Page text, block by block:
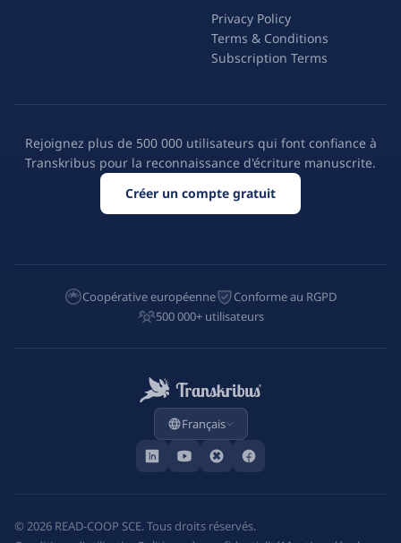
Privacy Policy
Terms & Conditions
Subscription Terms
Rejoignez plus de 500 000 utilisateurs qui font confiance à
Transkribus pour la reconnaissance d'écriture manuscrite.
Créer un compte gratuit
Coopérative européenne
Conforme au RGPD
500 000+ utilisateurs
Français
© 2026 READ-COOP SCE. Tous droits réservés.